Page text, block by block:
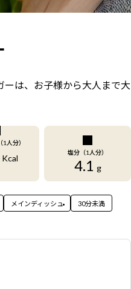
ーは、お子様から大人まで大
人分）
Kcal
塩分（1人分）
4.1 g
メインディッシュ 30分未満